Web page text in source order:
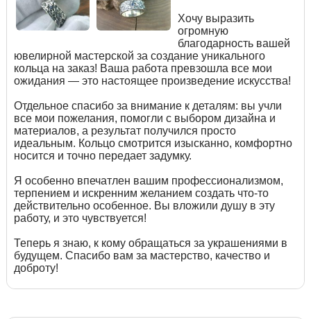
Хочу выразить
огромную
благодарность вашей
ювелирной мастерской за создание уникального
кольца на заказ! Ваша работа превзошла все мои
ожидания — это настоящее произведение искусства!
Отдельное спасибо за внимание к деталям: вы учли
все мои пожелания, помогли с выбором дизайна и
материалов, а результат получился просто
идеальным. Кольцо смотрится изысканно, комфортно
носится и точно передает задумку.
Я особенно впечатлен вашим профессионализмом,
терпением и искренним желанием создать что-то
действительно особенное. Вы вложили душу в эту
работу, и это чувствуется!
Теперь я знаю, к кому обращаться за украшениями в
будущем. Спасибо вам за мастерство, качество и
доброту!